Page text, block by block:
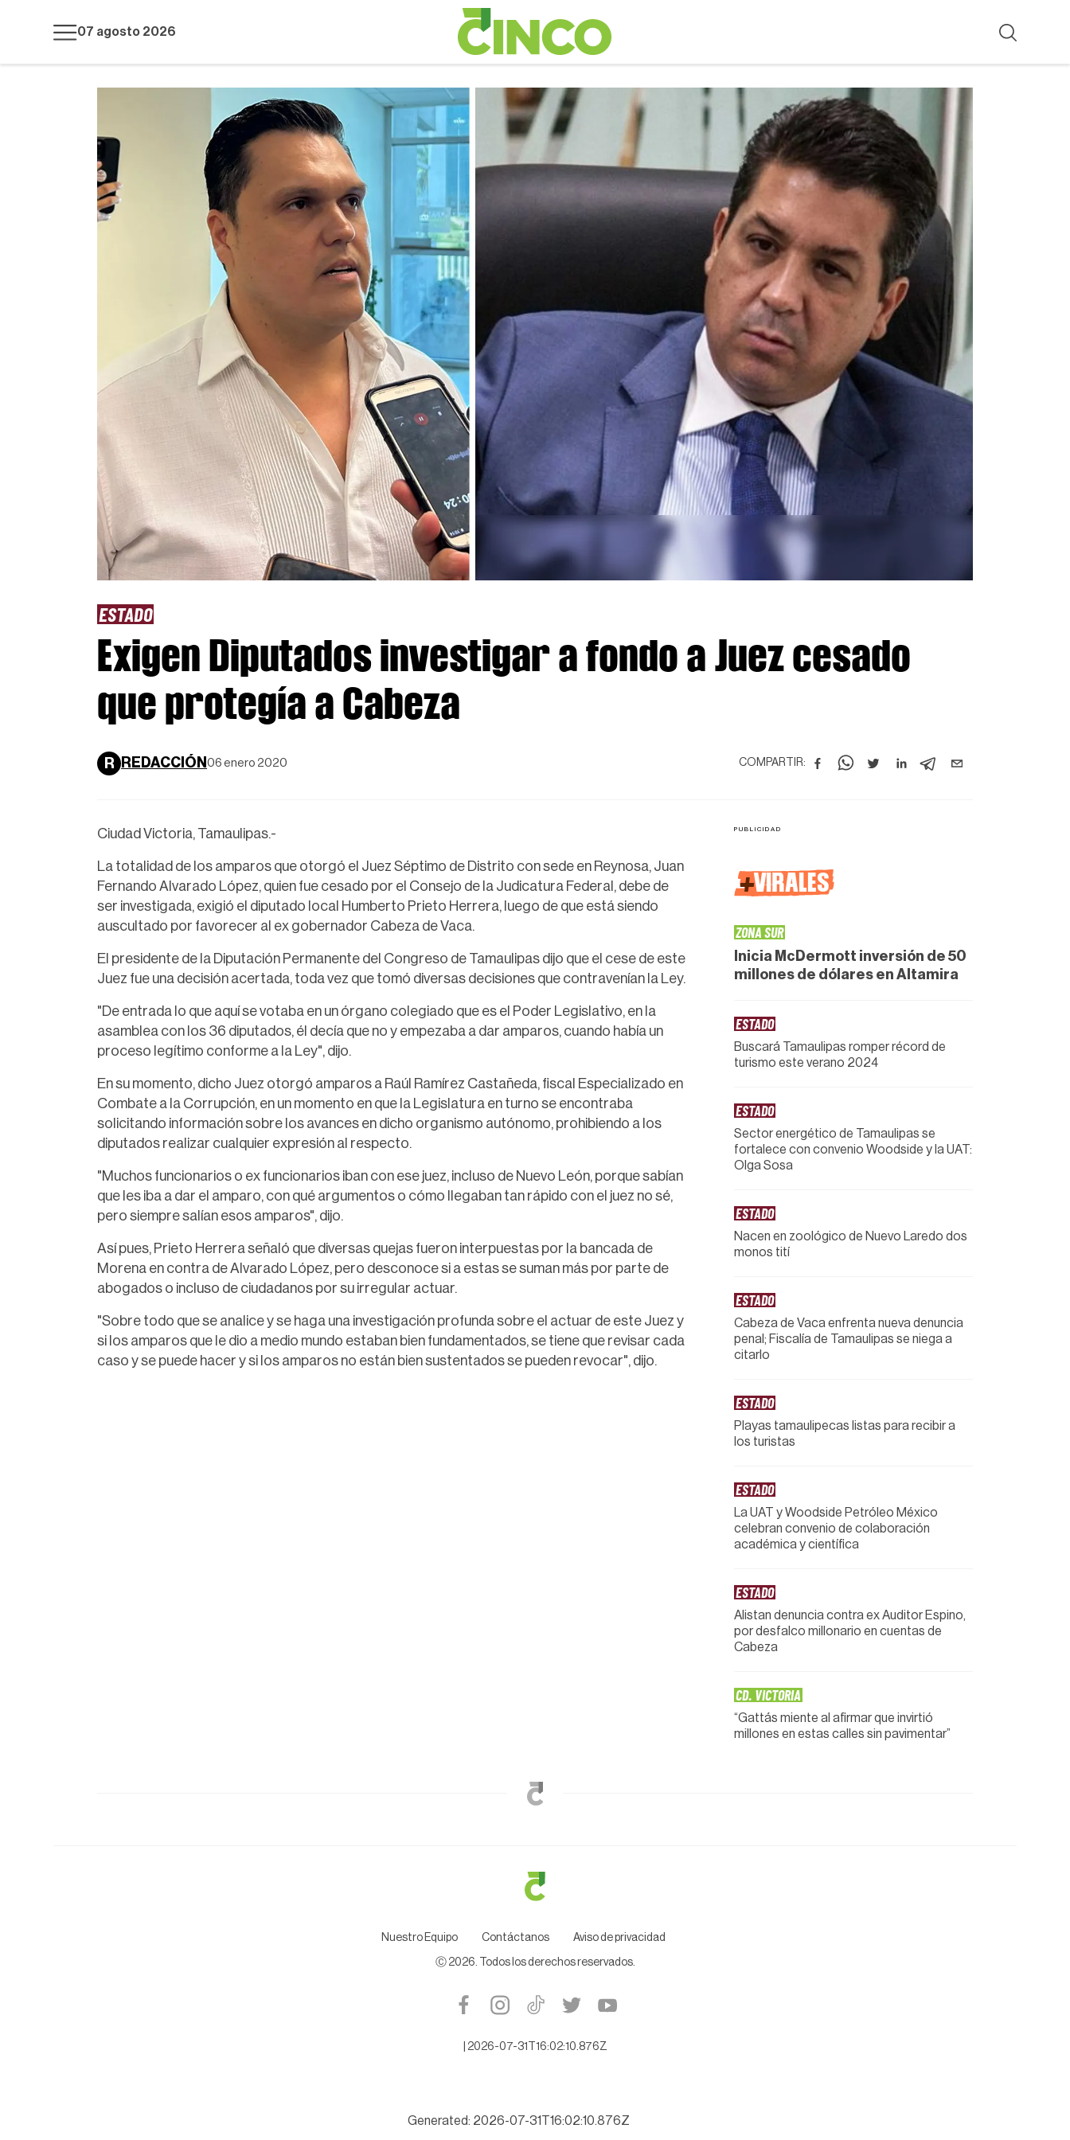
07 agosto 2026
ESTADO
Exigen Diputados investigar a fondo a Juez cesado
que protegía a Cabeza
R REDACCIÓN 06 enero 2020 COMPARTIR:
Ciudad Victoria, Tamaulipas.-
La totalidad de los amparos que otorgó el Juez Séptimo de Distrito con sede en Reynosa, Juan
Fernando Alvarado López, quien fue cesado por el Consejo de la Judicatura Federal, debe de
ser investigada, exigió el diputado local Humberto Prieto Herrera, luego de que está siendo
auscultado por favorecer al ex gobernador Cabeza de Vaca.
El presidente de la Diputación Permanente del Congreso de Tamaulipas dijo que el cese de este
Juez fue una decisión acertada, toda vez que tomó diversas decisiones que contravenían la Ley.
"De entrada lo que aquí se votaba en un órgano colegiado que es el Poder Legislativo, en la
asamblea con los 36 diputados, él decía que no y empezaba a dar amparos, cuando había un
proceso legítimo conforme a la Ley", dijo.
En su momento, dicho Juez otorgó amparos a Raúl Ramírez Castañeda, fiscal Especializado en
Combate a la Corrupción, en un momento en que la Legislatura en turno se encontraba
solicitando información sobre los avances en dicho organismo autónomo, prohibiendo a los
diputados realizar cualquier expresión al respecto.
"Muchos funcionarios o ex funcionarios iban con ese juez, incluso de Nuevo León, porque sabían
que les iba a dar el amparo, con qué argumentos o cómo llegaban tan rápido con el juez no sé,
pero siempre salían esos amparos", dijo.
Así pues, Prieto Herrera señaló que diversas quejas fueron interpuestas por la bancada de
Morena en contra de Alvarado López, pero desconoce si a estas se suman más por parte de
abogados o incluso de ciudadanos por su irregular actuar.
"Sobre todo que se analice y se haga una investigación profunda sobre el actuar de este Juez y
si los amparos que le dio a medio mundo estaban bien fundamentados, se tiene que revisar cada
caso y se puede hacer y si los amparos no están bien sustentados se pueden revocar", dijo.
+VIRALES
ZONA SUR
Inicia McDermott inversión de 50
millones de dólares en Altamira
ESTADO
Buscará Tamaulipas romper récord de
turismo este verano 2024
ESTADO
Sector energético de Tamaulipas se
fortalece con convenio Woodside y la UAT:
Olga Sosa
ESTADO
Nacen en zoológico de Nuevo Laredo dos
monos tití
ESTADO
Cabeza de Vaca enfrenta nueva denuncia
penal; Fiscalía de Tamaulipas se niega a
citarlo
ESTADO
Playas tamaulipecas listas para recibir a
los turistas
ESTADO
La UAT y Woodside Petróleo México
celebran convenio de colaboración
académica y científica
ESTADO
Alistan denuncia contra ex Auditor Espino,
por desfalco millonario en cuentas de
Cabeza
CD. VICTORIA
“Gattás miente al afirmar que invirtió
millones en estas calles sin pavimentar”
Nuestro Equipo Contáctanos Aviso de privacidad
Ⓒ 2026 . Todos los derechos reservados.
2026-07-31T16:02:10.876Z
Generated: 2026-07-31T16:02:10.876Z